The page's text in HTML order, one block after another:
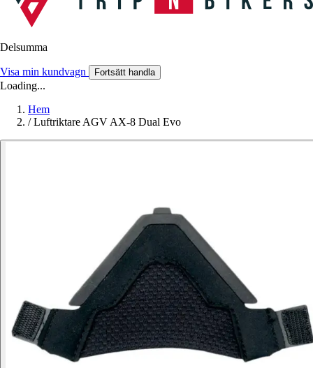
Delsumma
Visa min kundvagn Fortsätt handla
Loading...
Hem
/ Luftriktare AGV AX-8 Dual Evo